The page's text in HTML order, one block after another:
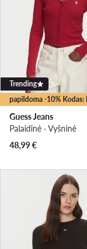
papildoma -10% Kodas:
Trending
Guess Jeans
Palaidinė · Vyšninė
48,99€